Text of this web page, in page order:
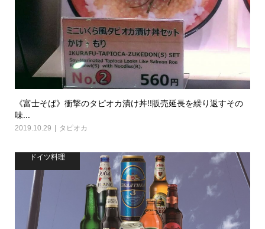
《富士そば》衝撃のタピオカ漬け丼!!販売延長を繰り返すその
味...
2019.10.29 タピオカ
ドイツ料理